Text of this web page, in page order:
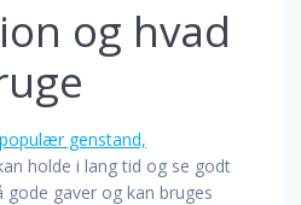
og hvad
genstand,
holde i lang tid og se godt
gaver og kan bruges